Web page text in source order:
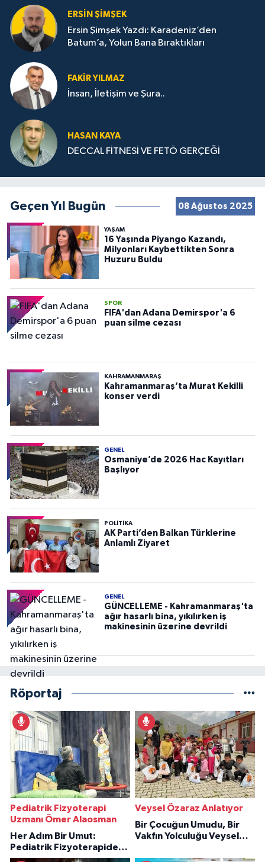
ERSIN ŞIMŞEK
Ersin Şimşek Yazdı: Karadeniz’den
Batum’a, Yolun Bana Bıraktıkları
FAKIR YILMAZ
İnsan, İletişim ve Şura..
HASAN KAYA
DECCAL FİTNESİ VE FETÖ GERÇEĞİ
Geçen Yıl Bugün 08 Ağustos 2025
YAŞAM
16 Yaşında Piyango Kazandı,
Milyonları Kaybettikten Sonra
Huzuru Buldu
SPOR
FIFA'dan Adana Demirspor'a 6
puan silme cezası
KAHRAMANMARAŞ
Kahramanmaraş’ta Murat Kekilli
konser verdi
GENEL
Osmaniye’de 2026 Hac Kayıtları
Başlıyor
POLITIKA
AK Parti’den Balkan Türklerine
Anlamlı Ziyaret
GENEL
GÜNCELLEME - Kahramanmaraş'ta
ağır hasarlı bina, yıkılırken iş
makinesinin üzerine devrildi
Röportaj
Pediatrik Fizyoterapi
Uzmanı Ömer Alaosman
Her Adım Bir Umut:
Pediatrik Fizyoterapiden
İlham Veren Hikâyeler
Veysel Özaraz Anlatıyor
Bir Çocuğun Umudu, Bir
Vakfın Yolculuğu Veysel